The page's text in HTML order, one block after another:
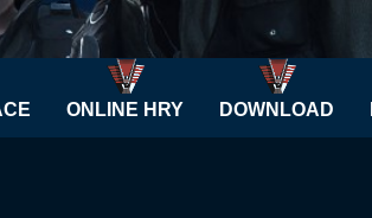
ONLINE HRY DOWNLOAD